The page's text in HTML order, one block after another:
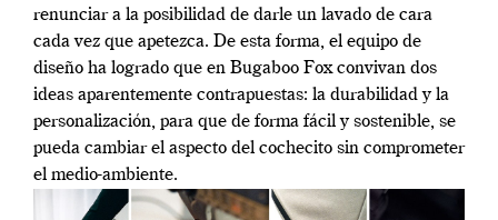
renunciar a la posibilidad de darle un lavado de cara
cada vez que apetezca. De esta forma, el equipo de
diseño ha logrado que en Bugaboo Fox convivan dos
ideas aparentemente contrapuestas: la durabilidad y la
personalización, para que de forma fácil y sostenible, se
pueda cambiar el aspecto del cochecito sin comprometer
el medio-ambiente.